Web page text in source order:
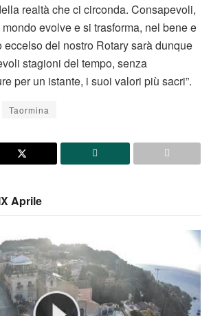
realtà che ci circonda. Consapevoli,
evolve e si trasforma, nel bene e
eccelso del nostro Rotary sarà dunque
stagioni del tempo, senza
per un istante, i suoi valori più sacri”.
Taormina
Aprile